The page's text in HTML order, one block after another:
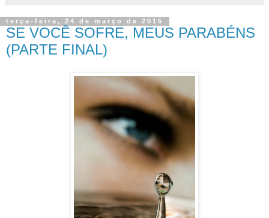
terça-feira, 24 de março de 2015
SE VOCÊ SOFRE, MEUS PARABÉNS
(PARTE FINAL)